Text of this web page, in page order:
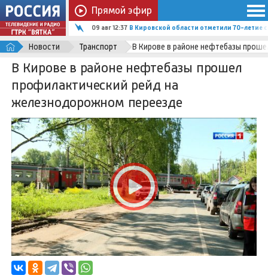
Прямой эфир
09 авг 12:37 В Кировской области отметили 70-летие
Новости Транспорт В Кирове в районе нефтебазы
В Кирове в районе нефтебазы прошел
профилактический рейд на
железнодорожном переезде